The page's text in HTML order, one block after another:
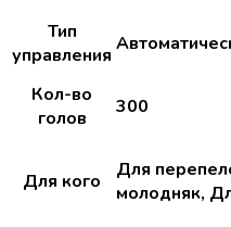
Тип
управления
Кол-во
голов
300
Для кого
Для
молодняк,